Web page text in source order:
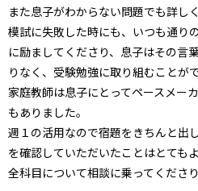
また息子がわからない問題でも詳し
模試に失敗した時にも、いつも通り
に励ましてくださり、息子はその言
りなく、受験勉強に取り組むことが
家庭教師は息子にとってペースメー
もありました。
週１の活用なので宿題をきちんと出
を確認していただいたことはとても
全科目について相談に乗ってくださ